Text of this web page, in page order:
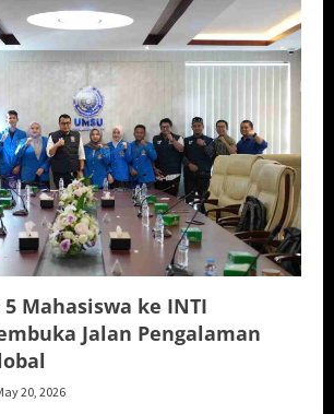
5 Mahasiswa ke INTI
Jalan Pengalaman
20, 2026